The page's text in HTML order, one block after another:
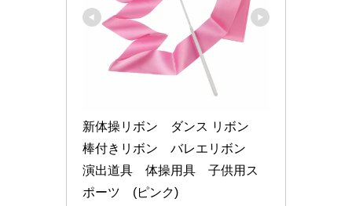
新体操リボン　ダンス リボン
棒付きリボン　バレエリボン
演出道具　体操用具　子供用ス
ポーツ　(ピンク)